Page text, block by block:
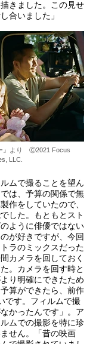
きました。この見せ
合いました」
』より Ⓒ2021 Focus
LLC.
ムで撮ることを望ん
は、予算の関係で無
作をしていたので、
した。もともとスト
ように俳優ではない
が好きですが、今回
ラのミックスだった
カメラを回しておく
。カメラを回す時と
り明確にできたため
算ができたら、前作
です。フィルムで撮
かったんです」。ア
ムでの撮影を特に珍
せん。「昔の映画